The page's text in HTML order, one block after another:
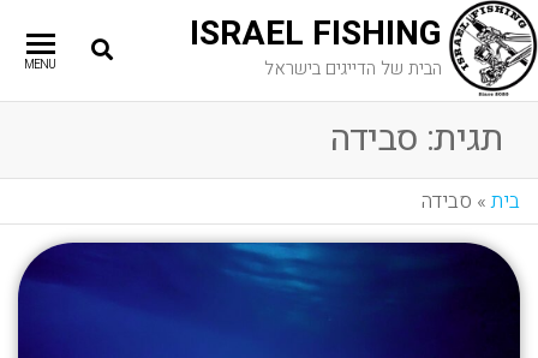
ISRAEL FISHING
הבית של הדייגים בישראל MENU
תגית: סבידה
בית» סבידה